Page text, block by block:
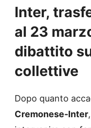
Inter,
al 23
dibattito
collettive
Dopo quanto
Cremonese-Inter